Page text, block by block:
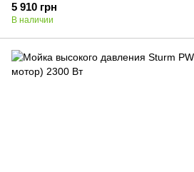
5 910 грн
В наличии